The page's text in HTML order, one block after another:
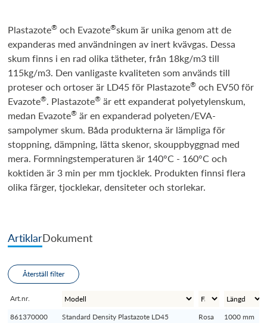
Plastazote® och Evazote®skum är unika genom att de
expanderas med användningen av inert kvävgas. Dessa
skum finns i en rad olika tätheter, från 18kg/m3 till
115kg/m3. Den vanligaste kvaliteten som används till
proteser och ortoser är LD45 för Plastazote® och EV50 för
Evazote®. Plastazote® är ett expanderat polyetylenskum,
medan Evazote® är en expanderad polyeten/EVA-
sampolymer skum. Båda produkterna är lämpliga för
stoppning, dämpning, lätta skenor, skouppbyggnad med
mera. Formningstemperaturen är 140°C - 160°C och
koktiden är 3 min per mm tjocklek. Produkten finnsi flera
olika färger, tjocklekar, densiteter och storlekar.
ArtiklarDokument
Återställ filter
Art.nr.
861370000
Standard Density Plastazote LD45 Rosa
1000 mm